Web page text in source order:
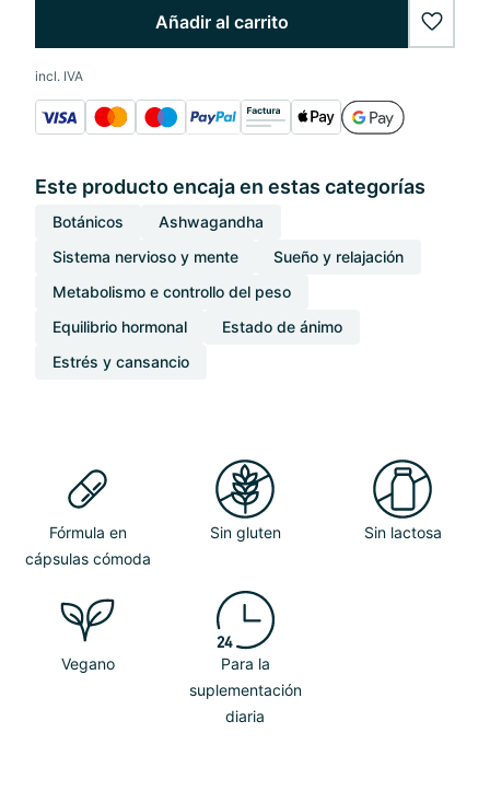
Añadir al carrito
incl. IVA
Este producto encaja en estas categorías
Botánicos
Ashwagandha
Sistema nervioso y mente
Sueño y relajación
Metabolismo e controllo del peso
Equilibrio hormonal
Estado de ánimo
Estrés y cansancio
Fórmula en
cápsulas cómoda
Sin gluten Sin lactosa
Vegano
Para la
suplementación
diaria